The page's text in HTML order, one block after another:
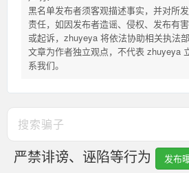
黑名单发布者须客观描述事实，并对所
责任，如因发布者造谣、侵权、发布有
或起诉，zhuyeya 将依法协助相关执法部
文章为作者独立观点，不代表 zhuyeya
系我们。
严禁诽谤、诬陷等行为 发布